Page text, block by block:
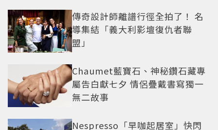
傳奇設計師離譜行徑全拍了！ 名
導集結「義大利影壇復仇者聯
盟」
Chaumet藍寶石、神秘鑽石藏專
屬告白獻七夕 情侶疊戴書寫獨一
無二故事
Nespresso「早咖起居室」快閃